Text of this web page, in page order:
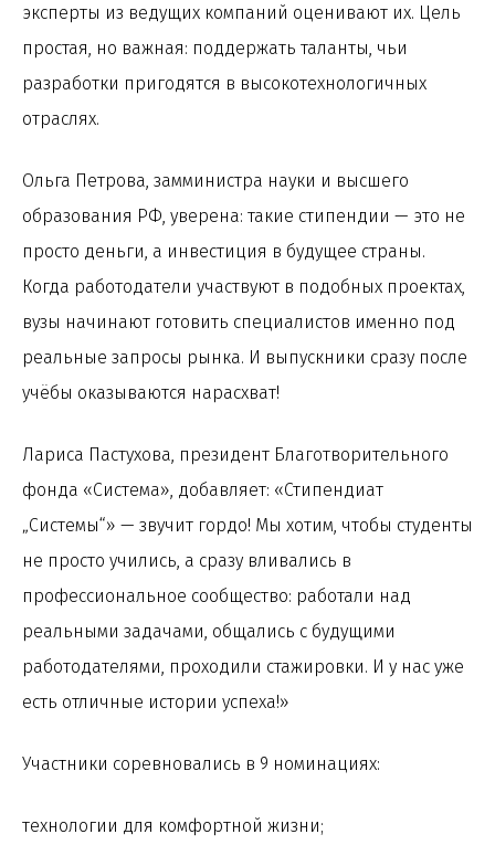
эксперты из ведущих компаний оценивают их. Цель
простая, но важная: поддержать таланты, чьи
разработки пригодятся в высокотехнологичных
отраслях.
Ольга Петрова, замминистра науки и высшего
образования РФ, уверена: такие стипендии — это не
просто деньги, а инвестиция в будущее страны.
Когда работодатели участвуют в подобных проектах,
вузы начинают готовить специалистов именно под
реальные запросы рынка. И выпускники сразу после
учёбы оказываются нарасхват!
Лариса Пастухова, президент Благотворительного
фонда «Система», добавляет: «Стипендиат
„Системы“» — звучит гордо! Мы хотим, чтобы студенты
не просто учились, а сразу вливались в
профессиональное сообщество: работали над
реальными задачами, общались с будущими
работодателями, проходили стажировки. И у нас уже
есть отличные истории успеха!»
Участники соревновались в 9 номинациях:
технологии для комфортной жизни;